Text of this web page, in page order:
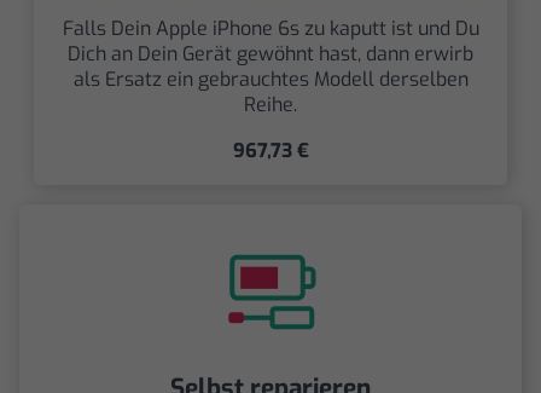
Falls Dein Apple iPhone 6s zu kaputt ist und Du
Dich an Dein Gerät gewöhnt hast, dann erwirb
als Ersatz ein gebrauchtes Modell derselben
Reihe.
967,73 €